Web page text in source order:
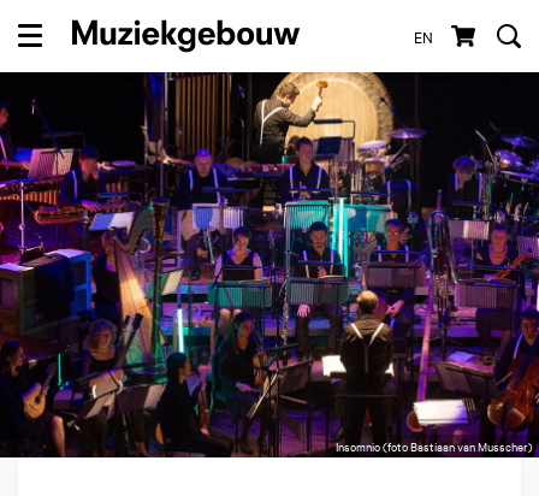
EN
Menu
Insomnio (foto Bastiaan van Musscher)